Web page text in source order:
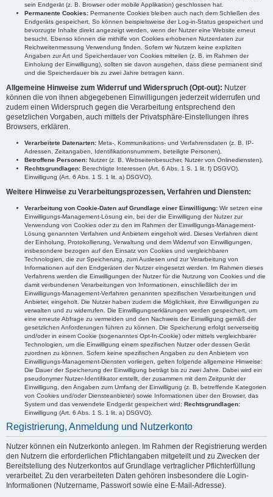
sein Endgerät (z. B. Browser oder mobile Applikation) geschlossen hat.
Permanente Cookies: Permanente Cookies bleiben auch nach dem Schließen des
Endgeräts gespeichert. So können beispielsweise der Log-in-Status gespeichert und
bevorzugte Inhalte direkt angezeigt werden, wenn der Nutzer eine Website erneut
besucht. Ebenso können die mithilfe von Cookies erhobenen Nutzerdaten zur
Reichweitenmessung Verwendung finden. Sofern wir Nutzern keine expliziten
Angaben zur Art und Speicherdauer von Cookies mitteilen (z. B. im Rahmen der
Einholung der Einwilligung), sollten sie davon ausgehen, dass diese permanent sind
und die Speicherdauer bis zu zwei Jahre betragen kann.
Allgemeine Hinweise zum Widerruf und Widerspruch (Opt-out): Nutzer
können die von ihnen abgegebenen Einwilligungen jederzeit widerrufen und
zudem einen Widerspruch gegen die Verarbeitung entsprechend den
gesetzlichen Vorgaben, auch mittels der Privatsphäre-Einstellungen ihres
Browsers, erklären.
Verarbeitete Datenarten: Meta-, Kommunikations- und Verfahrensdaten (z. B. IP-
Adressen, Zeitangaben, Identifikationsnummern, beteiligte Personen).
Betroffene Personen: Nutzer (z. B. Webseitenbesucher, Nutzer von Onlinediensten).
Rechtsgrundlagen: Berechtigte Interessen (Art. 6 Abs. 1 S. 1 lit. f) DSGVO).
Einwilligung (Art. 6 Abs. 1 S. 1 lit. a) DSGVO).
Weitere Hinweise zu Verarbeitungsprozessen, Verfahren und Diensten:
Verarbeitung von Cookie-Daten auf Grundlage einer Einwilligung: Wir setzen eine
Einwilligungs-Management-Lösung ein, bei der die Einwilligung der Nutzer zur
Verwendung von Cookies oder zu den im Rahmen der Einwilligungs-Management-
Lösung genannten Verfahren und Anbietern eingeholt wird. Dieses Verfahren dient
der Einholung, Protokollierung, Verwaltung und dem Widerruf von Einwilligungen,
insbesondere bezogen auf den Einsatz von Cookies und vergleichbaren
Technologien, die zur Speicherung, zum Auslesen und zur Verarbeitung von
Informationen auf den Endgeräten der Nutzer eingesetzt werden. Im Rahmen dieses
Verfahrens werden die Einwilligungen der Nutzer für die Nutzung von Cookies und die
damit verbundenen Verarbeitungen von Informationen, einschließlich der im
Einwilligungs-Management-Verfahren genannten spezifischen Verarbeitungen und
Anbieter, eingeholt. Die Nutzer haben zudem die Möglichkeit, ihre Einwilligungen zu
verwalten und zu widerrufen. Die Einwilligungserklärungen werden gespeichert, um
eine erneute Abfrage zu vermeiden und den Nachweis der Einwilligung gemäß der
gesetzlichen Anforderungen führen zu können. Die Speicherung erfolgt serverseitig
und/oder in einem Cookie (sogenanntes Opt-In-Cookie) oder mittels vergleichbarer
Technologien, um die Einwilligung einem spezifischen Nutzer oder dessen Gerät
zuordnen zu können. Sofern keine spezifischen Angaben zu den Anbietern von
Einwilligungs-Management-Diensten vorliegen, gelten folgende allgemeine Hinweise:
Die Dauer der Speicherung der Einwilligung beträgt bis zu zwei Jahre. Dabei wird ein
pseudonymer Nutzer-Identifikator erstellt, der zusammen mit dem Zeitpunkt der
Einwilligung, den Angaben zum Umfang der Einwilligung (z. B. betreffende Kategorien
von Cookies und/oder Diensteanbieter) sowie Informationen über den Browser, das
System und das verwendete Endgerät gespeichert wird; Rechtsgrundlagen:
Einwilligung (Art. 6 Abs. 1 S. 1 lit. a) DSGVO).
Registrierung, Anmeldung und Nutzerkonto
Nutzer können ein Nutzerkonto anlegen. Im Rahmen der Registrierung werden
den Nutzern die erforderlichen Pflichtangaben mitgeteilt und zu Zwecken der
Bereitstellung des Nutzerkontos auf Grundlage vertraglicher Pflichterfüllung
verarbeitet. Zu den verarbeiteten Daten gehören insbesondere die Login-
Informationen (Nutzername, Passwort sowie eine E-Mail-Adresse).